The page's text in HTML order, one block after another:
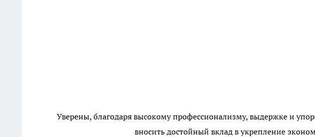
Уверены, благодаря высокому профессионализму, выдержке и
вносить достойный вклад в укрепление